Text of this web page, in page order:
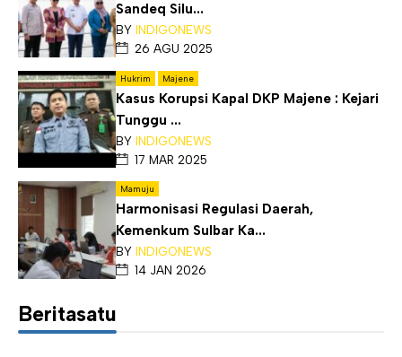
Sandeq Silu...
BY INDIGONEWS
26 AGU 2025
Hukrim Majene
Kasus Korupsi Kapal DKP Majene : Kejari
Tunggu ...
BY INDIGONEWS
17 MAR 2025
Mamuju
Harmonisasi Regulasi Daerah,
Kemenkum Sulbar Ka...
BY INDIGONEWS
14 JAN 2026
Beritasatu